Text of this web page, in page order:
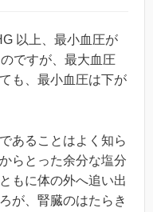
以上、最小血圧が
ですが、最大血圧
も、最小血圧は下が
あることはよく知ら
らとった余分な塩分
もに体の外へ追い出
が、腎臓のはたらき